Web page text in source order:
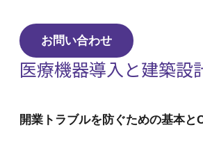
お問い合わせ
医療機器導入と建築設
開業トラブルを防ぐための基本と